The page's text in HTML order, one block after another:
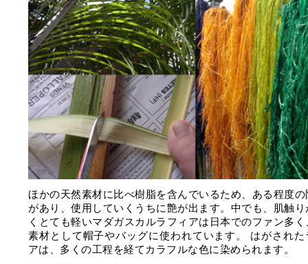
ほかの天然素材に比べ樹脂を含んでいるため、ある程度
があり、使用していくうちに艶が出ます。中でも、肌触
くとても軽いマダガスカルラフィアは日本でのファン多
素材として帽子やバッグに使われています。 はがされた
アは、多くの工程を経てカラフルな色に染められます。